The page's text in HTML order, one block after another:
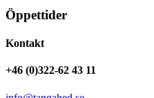
Öppettider
Kontakt
+46 (0)322-62 43 11